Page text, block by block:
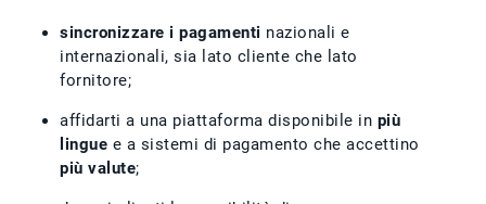
sincronizzare i pagamenti nazionali e
internazionali, sia lato cliente che lato
fornitore;
affidarti a una piattaforma disponibile in più
lingue e a sistemi di pagamento che accettino
più valute;